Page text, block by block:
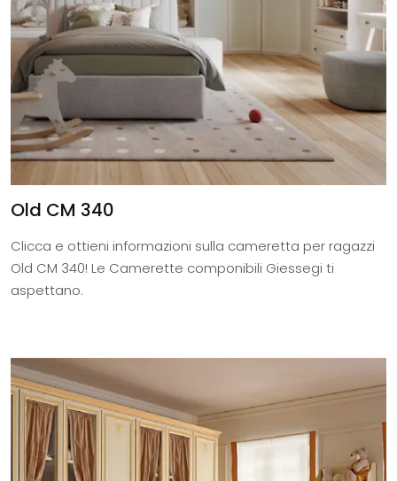
Old CM 340
Clicca e ottieni informazioni sulla cameretta per ragazzi
Old CM 340! Le Camerette componibili Giessegi ti
aspettano.